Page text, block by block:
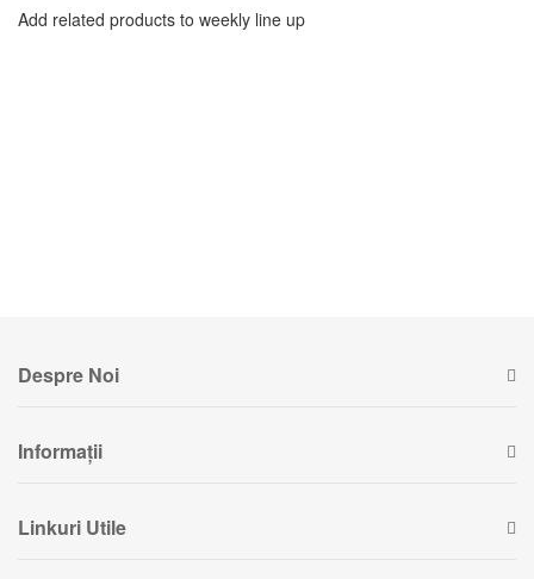
Add related products to weekly line up
Despre Noi
Informații
Linkuri Utile